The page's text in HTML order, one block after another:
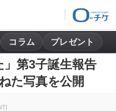
コラム プレゼント
」第3子誕生報告
た写真を公開